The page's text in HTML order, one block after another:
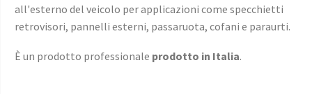
all'esterno del veicolo per applicazioni come specchietti
retrovisori, pannelli esterni, passaruota, cofani e paraurti.
È un prodotto professionale prodotto in Italia.